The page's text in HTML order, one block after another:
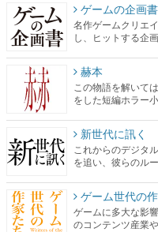
ゲームの企画書
名作ゲームクリエ
し、ヒットする企
赫本
この物語を解いて
をした短編ホラー小
新世代に訊く
これからのデジタ
を追い、彼らのル
ゲーム世代の
ゲームに多大な影
のコンテンツ産業